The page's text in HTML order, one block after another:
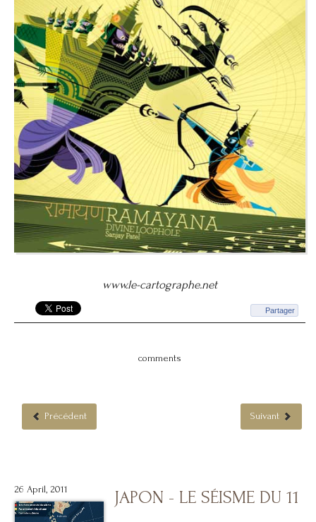
www.le-cartographe.net
Partager
comments
Précédent Suivant
26 April, 2011
JAPON - LE SÉISME DU 11